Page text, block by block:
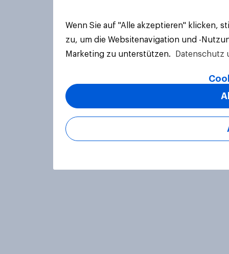
Wenn Sie auf "Alle akzeptieren" klicken,
zu, um die Websitenavigation und -
Marketing zu unterstützen.
Datenschutz